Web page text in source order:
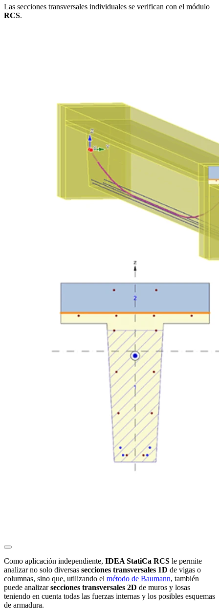
Las secciones transversales individuales se verifican con el módulo
RCS.
Como aplicación independiente, IDEA StatiCa RCS le permite
analizar no solo diversas secciones transversales 1D de vigas o
columnas, sino que, utilizando el método de Baumann, también
puede analizarsecciones transversales 2D de muros y losas
teniendo en cuenta todas las fuerzas internas y los posibles esquemas
de armadura.